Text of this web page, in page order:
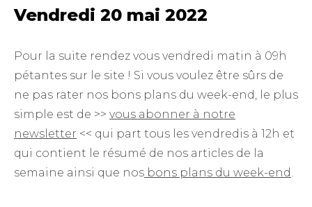
Vendredi 20 mai 2022
Pour la suite rendez vous vendredi matin à 09h
pétantes sur le site ! Si vous voulez être sûrs de
ne pas rater nos bons plans du week-end, le plus
simple est de >> vous abonner à notre
newsletter << qui part tous les vendredis à 12h et
qui contient le résumé de nos articles de la
semaine ainsi que nos bons plans du week-end.